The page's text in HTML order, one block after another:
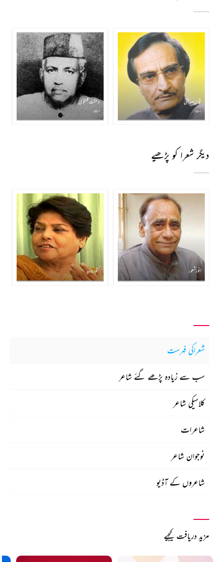
قوس صدیقی
استاد
وحشت کلکتوی
استاد
دیگر شعرا کو پڑھیے
انور شعور کشور ناہید
شعراکی فہرست
سب سے زیادہ پڑھے گئے شاعر
کلاسیکی شاعر
شاعرات
نوجوان شاعر
شاعروں کے آڈیو
مزید دریافت کیجیے